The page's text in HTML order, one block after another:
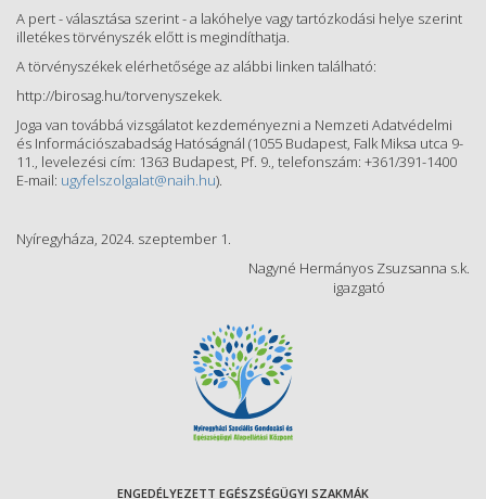
A pert - választása szerint - a lakóhelye vagy tartózkodási helye szerint
illetékes törvényszék előtt is megindíthatja.
A törvényszékek elérhetősége az alábbi linken található:
http://birosag.hu/torvenyszekek.
Joga van továbbá vizsgálatot kezdeményezni a Nemzeti Adatvédelmi
és Információszabadság Hatóságnál (1055 Budapest, Falk Miksa utca 9-
11., levelezési cím: 1363 Budapest, Pf. 9., telefonszám: +361/391-1400
E-mail: ugyfelszolgalat@naih.hu).
Nyíregyháza, 2024. szeptember 1.
Nagyné Hermányos Zsuzsanna s.k.
igazgató
ENGEDÉLYEZETT EGÉSZSÉGÜGYI SZAKMÁK